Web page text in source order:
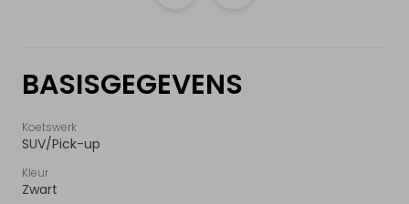
Registreer als particulier
BASISGEGEVENS
Koetswerk
SUV/Pick-up
Kleur
Zwart